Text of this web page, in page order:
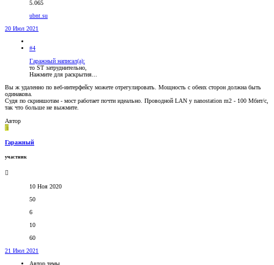
5.065
ubnt.su
20 Июл 2021
#4
Гаражный написал(а):
то ST затруднительно,
Нажмите для раскрытия...
Вы ж удаленно по веб-интерфейсу можете отрегулировать. Мощность с обеих сторон должна быть
одинакова.
Судя по скриншотам - мост работает почти идеально. Проводной LAN у nanostation m2 - 100 Мбит/с,
так что больше не выжмите.
Автор
Г
Гаражный
участник
10 Ноя 2020
50
6
10
60
21 Июл 2021
Автор темы